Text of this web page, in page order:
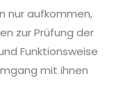
nur aufkommen,
zur Prüfung der
Funktionsweise
mit ihnen